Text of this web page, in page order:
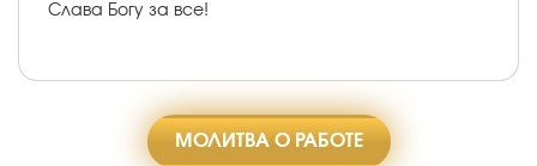
Слава Богу за все!
МОЛИТВА О РАБОТЕ